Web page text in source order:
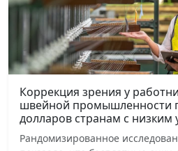
Коррекция зрения у
швейной промышленности
долларов странам с низким
Рандомизированное